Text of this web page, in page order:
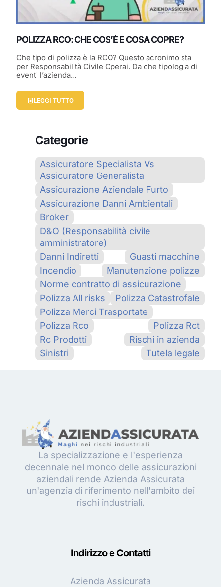
POLIZZA RCO: CHE COS’È E COSA COPRE?
Che tipo di polizza è la RCO? Questo acronimo sta
per Responsabilità Civile Operai. Da che tipologia di
eventi l’azienda…
LEGGI TUTTO
Categorie
Assicuratore Specialista Vs
Assicuratore Generalista
Assicurazione Aziendale Furto
Assicurazione Danni Ambientali
Broker
D&O (Responsabilità civile
amministratore)
Danni Indiretti
Guasti macchine
Incendio
Manutenzione polizze
Norme contratto di assicurazione
Polizza All risks
Polizza Catastrofale
Polizza Merci Trasportate
Polizza Rco
Polizza Rct
Rc Prodotti
Rischi in azienda
Sinistri
Tutela legale
La specializzazione e l'esperienza
decennale nel mondo delle assicurazioni
aziendali rende Azienda Assicurata
un'agenzia di riferimento nell'ambito dei
rischi industriali.
Indirizzo e Contatti
Azienda Assicurata